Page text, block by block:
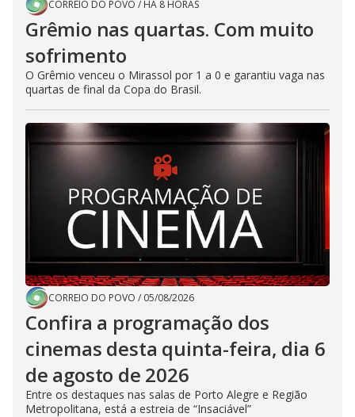
CORREIO DO POVO / HÁ 8 HORAS
Grêmio nas quartas. Com muito
sofrimento
O Grêmio venceu o Mirassol por 1 a 0 e garantiu vaga nas
quartas de final da Copa do Brasil.
CORREIO DO POVO / 05/08/2026
Confira a programação dos
cinemas desta quinta-feira, dia 6
de agosto de 2026
Entre os destaques nas salas de Porto Alegre e Região
Metropolitana, está a estreia de “Insaciável”